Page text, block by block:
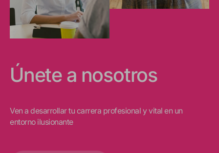
Únete a nosotros
Ven a desarrollar tu carrera profesional y vital en un
entorno ilusionante